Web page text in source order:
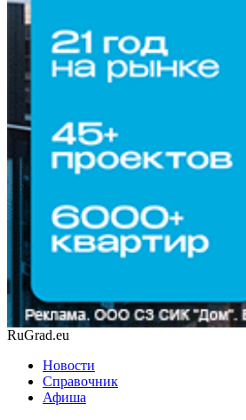
RuGrad.eu
Новости
Справочник
Афиша